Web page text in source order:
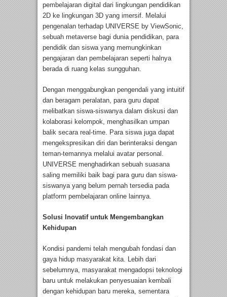
pembelajaran digital dari lingkungan pendidikan
2D ke lingkungan 3D yang imersif. Melalui
pengenalan terhadap UNIVERSE by ViewSonic,
sebuah metaverse bagi dunia pendidikan, para
pendidik dan siswa yang memungkinkan
pengajaran dan pembelajaran seperti halnya
berada di ruang kelas sungguhan.
Dengan menggabungkan pengendali yang intuitif
dan beragam peralatan, para guru dapat
melibatkan siswa-siswanya dalam diskusi dan
kolaborasi kelompok, menghasilkan umpan
balik secara real-time. Para siswa juga dapat
mengekspresikan diri dan berinteraksi dengan
teman-temannya melalui avatar personal.
UNIVERSE menghadirkan sebuah suasana
saling memiliki baik bagi para guru dan siswa-
siswanya yang belum pernah tersedia pada
platform pembelajaran online lainnya.
Solusi Inovatif untuk Mengembangkan
Kehidupan
Kondisi pandemi telah mengubah fondasi dan
gaya hidup masyarakat kita. Lebih dari
sebelumnya, masyarakat mengadopsi teknologi
baru untuk melakukan penyesuaian kembali
dengan kehidupan baru mereka, sementara